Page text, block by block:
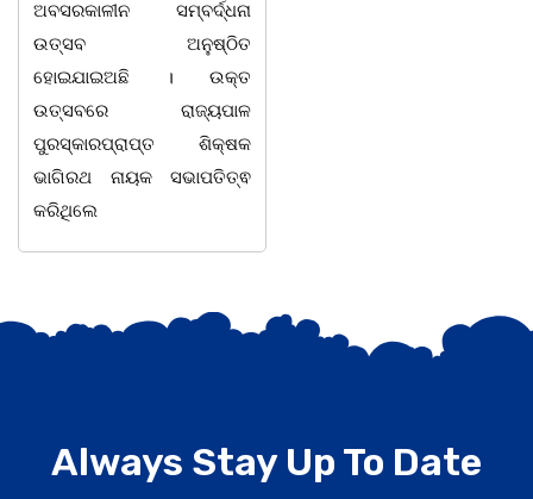
ଅବସରକାଳୀନ ସମ୍ବର୍ଦ୍ଧନା
ଉତ୍ସବ ଅନୁଷ୍ଠିତ
ହୋଇଯାଇଅଛି । ଉକ୍ତ
ଉତ୍ସବରେ ରାଜ୍ୟପାଳ
ପୁରସ୍କାରପ୍ରାପ୍ତ ଶିକ୍ଷକ
ଭାଗିରଥ ନାୟକ ସଭାପତିତ୍ଵ
କରିଥିଲେ
Always Stay Up To Date